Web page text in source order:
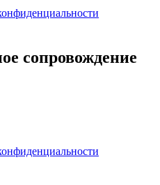
сопровождение